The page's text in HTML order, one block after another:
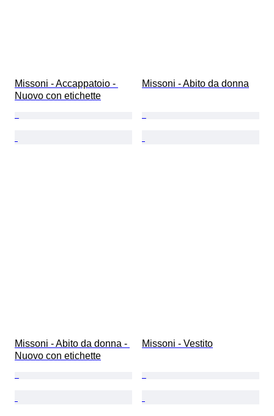
Missoni - Accappatoio -
Nuovo con etichette
Missoni - Abito da donna
Missoni - Abito da donna -
Nuovo con etichette
Missoni - Vestito